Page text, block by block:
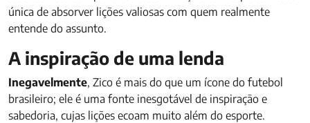
única de absorver lições valiosas com quem realmente
entende do assunto.
A inspiração de uma lenda
Inegavelmente, Zico é mais do que um ícone do futebol
brasileiro; ele é uma fonte inesgotável de inspiração e
sabedoria, cujas lições ecoam muito além do esporte.